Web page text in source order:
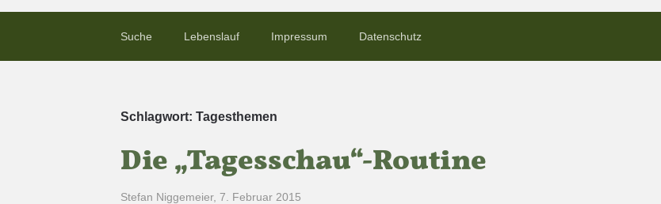
Suche Lebenslauf Impressum Datenschutz
Schlagwort: Tagesthemen
Die „Tagesschau“-Routine
Stefan Niggemeier, 7. Februar 2015